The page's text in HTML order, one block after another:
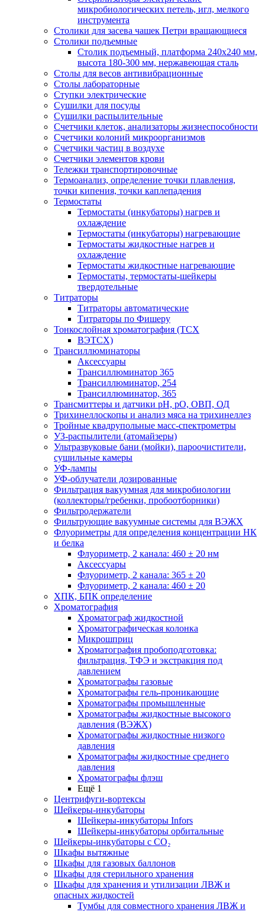
микробиологических петель, игл, мелкого
инструмента
Столики для засева чашек Петри вращающиеся
Столики подъемные
Столик подъемный, платформа 240х240 мм,
высота 180-300 мм, нержавеющая сталь
Столы для весов антивибрационные
Столы лабораторные
Ступки электрические
Сушилки для посуды
Сушилки распылительные
Счетчики клеток, анализаторы жизнеспособности
Счетчики колоний микроорганизмов
Счетчики частиц в воздухе
Счетчики элементов крови
Тележки транспортировочные
Термоанализ, определение точки плавления,
точки кипения, точки каплепадения
Термостаты
Термостаты (инкубаторы) нагрев и
охлаждение
Термостаты (инкубаторы) нагревающие
Термостаты жидкостные нагрев и
охлаждение
Термостаты жидкостные нагревающие
Термостаты, термостаты-шейкеры
твердотельные
Титраторы
Титраторы автоматические
Титраторы по Фишеру
Тонкослойная хроматография (ТСХ
ВЭТСХ)
Трансиллюминаторы
Аксессуары
Трансиллюминатор 365
Трансиллюминатор, 254
Трансиллюминатор, 365
Трансмиттеры и датчики рН, рО, ОВП, ОД
Трихинеллоскопы и анализ мяса на трихинеллез
Тройные квадрупольные масс-спектрометры
УЗ-распылители (атомайзеры)
Ультразвуковые бани (мойки), пароочистители,
сушильные камеры
УФ-лампы
УФ-облучатели дозированные
Фильтрация вакуумная для микробиологии
(коллекторы/гребенки, пробоотборники)
Фильтродержатели
Фильтрующие вакуумные системы для ВЭЖХ
Флуориметры для определения концентрации НК
и белка
Флуориметр, 2 канала: 460 ± 20 нм
Аксессуары
Флуориметр, 2 канала: 365 ± 20
Флуориметр, 2 канала: 460 ± 20
ХПК, БПК определение
Хроматография
Хроматограф жидкостной
Хроматографическая колонка
Микрошприц
Хроматография пробоподготовка:
фильтрация, ТФЭ и экстракция под
давлением
Хроматографы газовые
Хроматографы гель-проникающие
Хроматографы промышленные
Хроматографы жидкостные высокого
давления (ВЭЖХ)
Хроматографы жидкостные низкого
давления
Хроматографы жидкостные среднего
давления
Хроматографы флэш
Ещё 1
Центрифуги-вортексы
Шейкеры-инкубаторы
Шейкеры-инкубаторы Infors
Шейкеры-инкубаторы орбитальные
Шейкеры-инкубаторы с CО₂
Шкафы вытяжные
Шкафы для газовых баллонов
Шкафы для стерильного хранения
Шкафы для хранения и утилизации ЛВЖ и
опасных жидкостей
Тумбы для совместного хранения ЛВЖ и